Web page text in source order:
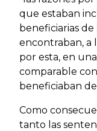
que estaban
beneficiarias
encontraban, a
por esta, en
comparable
beneficiaban de
Como
tanto las